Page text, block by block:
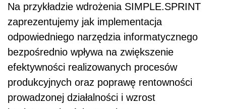
Na przykładzie wdrożenia SIMPLE.SPRINT
zaprezentujemy jak implementacja
odpowiedniego narzędzia informatycznego
bezpośrednio wpływa na zwiększenie
efektywności realizowanych procesów
produkcyjnych oraz poprawę rentowności
prowadzonej działalności i wzrost